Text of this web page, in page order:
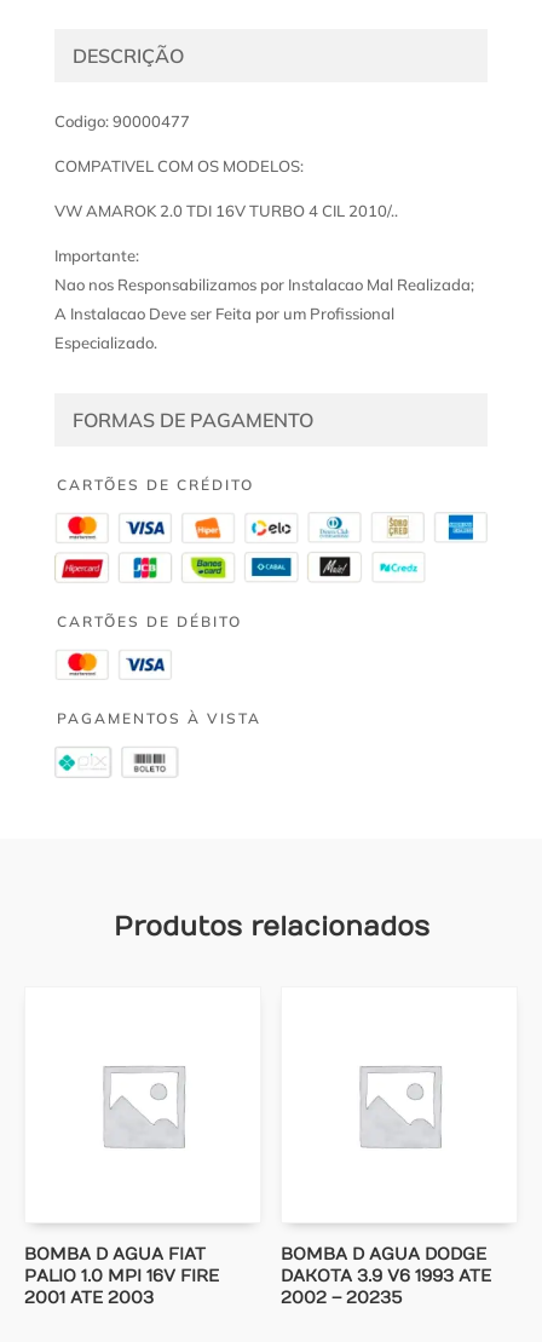
DESCRIÇÃO
Codigo: 90000477
COMPATIVEL COM OS MODELOS:
VW AMAROK 2.0 TDI 16V TURBO 4 CIL 2010/..
Importante:
Nao nos Responsabilizamos por Instalacao Mal Realizada;
A Instalacao Deve ser Feita por um Profissional
Especializado.
FORMAS DE PAGAMENTO
CARTÕES DE CRÉDITO
CARTÕES DE DÉBITO
PAGAMENTOS À VISTA
Produtos relacionados
BOMBA D AGUA FIAT
PALIO 1.0 MPI 16V FIRE
2001 ATE 2003
BOMBA D AGUA DODGE
DAKOTA 3.9 V6 1993 ATE
2002 – 20235